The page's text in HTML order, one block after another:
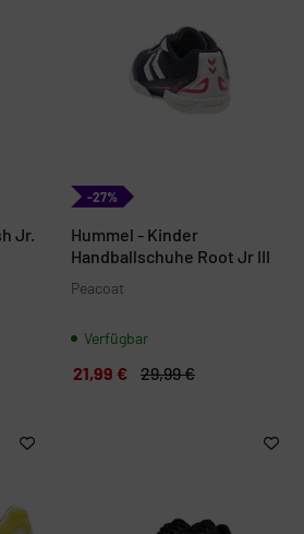
Jr.
-27%
Hummel - Kinder
Handballschuhe Root Jr III
Peacoat
Verfügbar
21,99 € 29,99 €